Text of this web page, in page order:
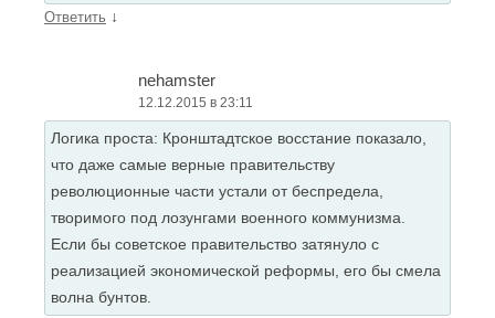
Ответить ↓
nehamster
12.12.2015 в 23:11
Логика проста: Кронштадтское восстание показало,
что даже самые верные правительству
революционные части устали от беспредела,
творимого под лозунгами военного коммунизма.
Если бы советское правительство затянуло с
реализацией экономической реформы, его бы смела
волна бунтов.